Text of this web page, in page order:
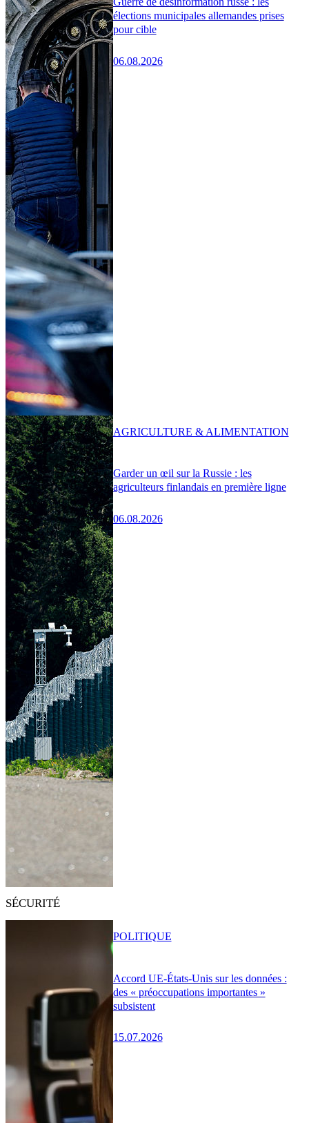
élections municipales allemandes prises
pour cible
06.08.2026
Garder un œil sur la Russie : les
agriculteurs finlandais en première ligne
06.08.2026
AGRICULTURE & ALIMENTATION
SÉCURITÉ
Accord UE-États-Unis sur les données :
des « préoccupations importantes »
subsistent
15.07.2026
POLITIQUE